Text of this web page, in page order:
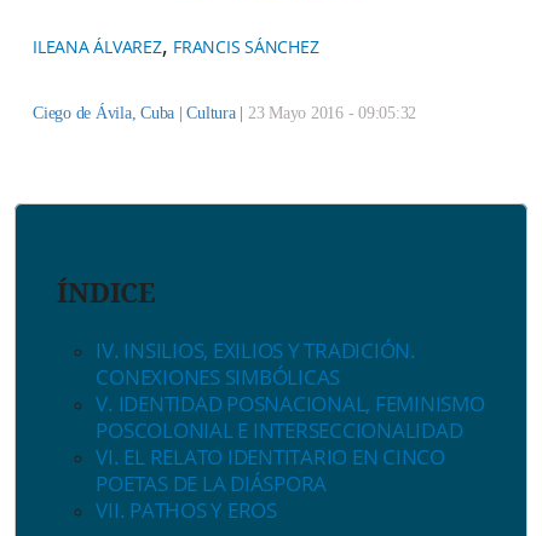
ILEANA ÁLVAREZ, FRANCIS SÁNCHEZ
Ciego de Ávila, Cuba |Cultura 23 Mayo 2016 - 09:05:32
ÍNDICE
IV. INSILIOS, EXILIOS Y TRADICIÓN.
CONEXIONES SIMBÓLICAS
V. IDENTIDAD POSNACIONAL, FEMINISMO
POSCOLONIAL E INTERSECCIONALIDAD
VI. EL RELATO IDENTITARIO EN CINCO
POETAS DE LA DIÁSPORA
VII. PATHOS Y EROS